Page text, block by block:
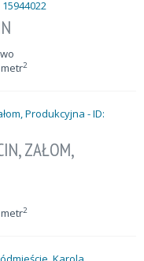
metr2
ZAŁOM,
metr2